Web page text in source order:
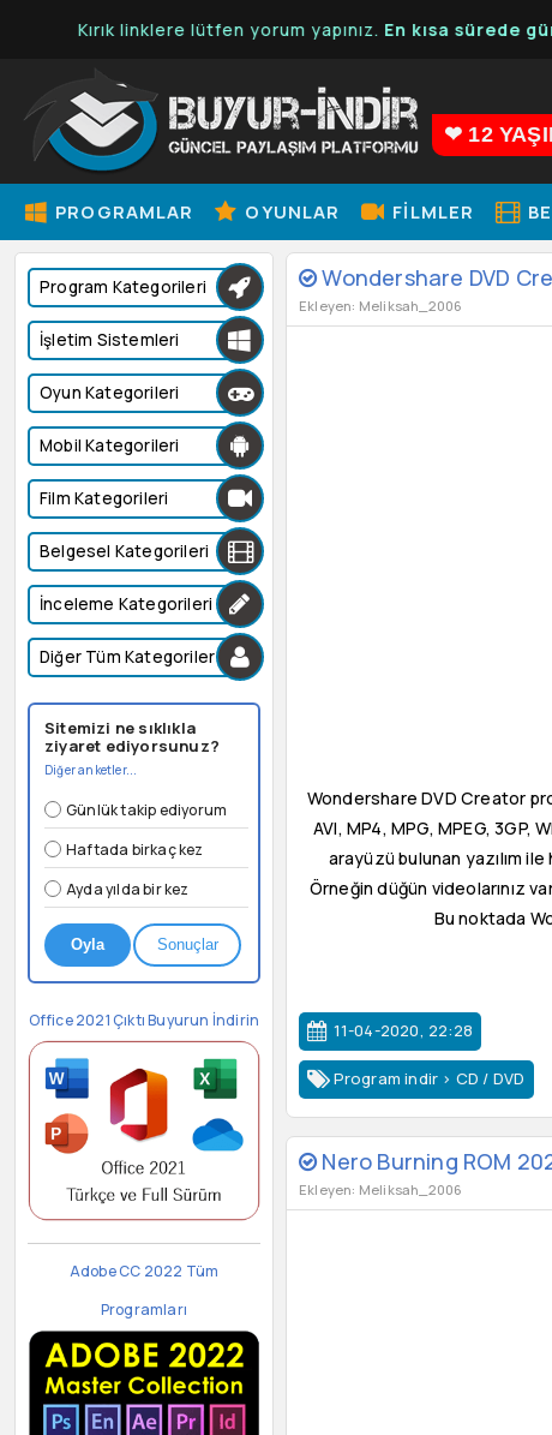
Kırık linklere lütfen yorum yapınız.En kısa sürede
❤ 12
PROGRAMLAR OYUNLAR FILMLER
Program Kategorileri
İşletim Sistemleri
Oyun Kategorileri
Mobil Kategorileri
Film Kategorileri
Belgesel Kategorileri
İnceleme Kategorileri
Diğer Tüm Kategoriler
Sitemizi ne sıklıkla
ziyaret ediyorsunuz?
Diğer anketler...
Günlük takip ediyorum
Haftada birkaç kez
Ayda yılda bir kez
Oyla Sonuçlar
Office 2021 Çıktı Buyurun İndirin
Adobe CC 2022 Tüm
Programları
Wondershare DVD
Ekleyen: Meliksah_2006
Wondershare DVD Creator
AVI, MP4, MPG, MPEG, 3GP,
arayüzü bulunan yazılım
Örneğin düğün videolarınız
Bu noktada
11-04-2020, 22:28
Program indir > CD / DVD
Nero Burning ROM
Ekleyen: Meliksah_2006